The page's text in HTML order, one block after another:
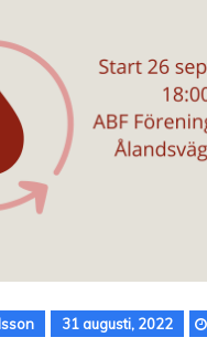
31 augusti, 2022